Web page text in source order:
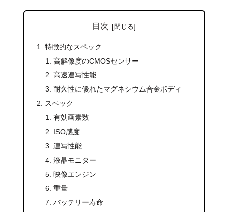
目次
特徴的なスペック
高解像度のCMOSセンサー
高速連写性能
耐久性に優れたマグネシウム合金ボディ
スペック
有効画素数
ISO感度
連写性能
液晶モニター
映像エンジン
重量
バッテリー寿命